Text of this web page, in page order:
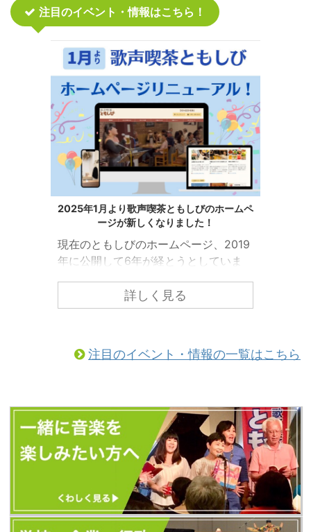
注目のイベント・情報はこちら！
2025年1月より歌声喫茶ともしびのホームペ
ージが新しくなりました！
現在のともしびのホームページ、2019
年に公開して6年が経とうとしていま
しび」の情報をもっと皆様にわかりや
すくお届けするために、ホームページ
（以前とURLが変更になっています）
べて、歌声喫茶ともしびの新しいホー
ムページから発信します。 新しいホー
ムページに「更新お知らせメール」を
設置しました。 ...
詳しく見る
注目のイベント・情報の一覧はこちら